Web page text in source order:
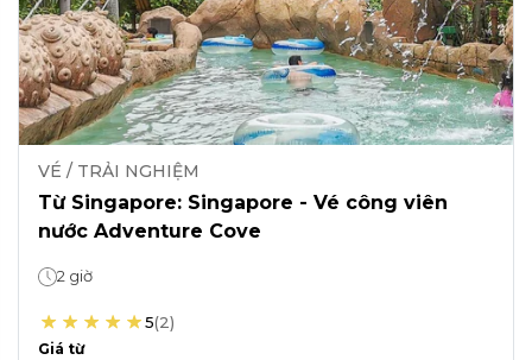
VÉ / TRẢI NGHIỆM
Từ Singapore: Singapore - Vé công viên
nước Adventure Cove
2 giờ
5(2)
Giá từ